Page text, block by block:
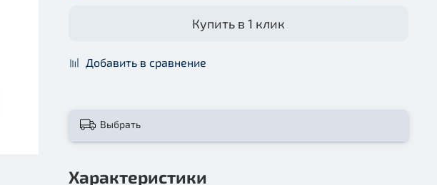
Купить в 1 клик
Добавить в сравнение
Выбрать
Характеристики